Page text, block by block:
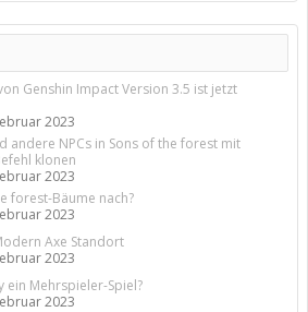
Genshin Impact Version 3.5 ist jetzt
2023
andere NPCs in Sons of the forest mit
klonen
2023
forest-Bäume nach?
2023
Axe Standort
2023
ein Mehrspieler-Spiel?
2023